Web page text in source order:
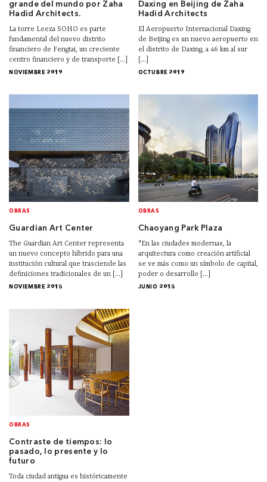
grande del mundo por Zaha
Hadid Architects.
La torre Leeza SOHO es parte
fundamental del nuevo distrito
financiero de Fengtai, un creciente
centro financiero y de transporte [...]
NOVIEMBRE 2019
Daxing en Beijing de Zaha
Hadid Architects
El Aeropuerto Internacional Daxing
de Beijing es un nuevo aeropuerto en
el distrito de Daxing, a 46 km al sur
[...]
OCTUBRE 2019
OBRAS
Guardian Art Center
The Guardian Art Center representa
un nuevo concepto híbrido para una
institución cultural que trasciende las
definiciones tradicionales de un [...]
NOVIEMBRE 2018
OBRAS
Chaoyang Park Plaza
"En las ciudades modernas, la
arquitectura como creación artificial
se ve más como un símbolo de capital,
poder o desarrollo [...]
JUNIO 2018
OBRAS
Contraste de tiempos: lo
pasado, lo presente y lo
futuro
Toda ciudad antigua es históricamente